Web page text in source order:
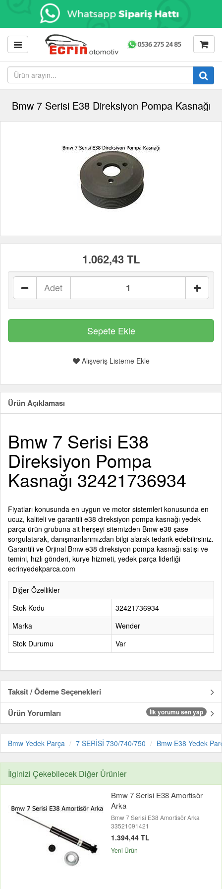
Bmw 7 Serisi E38 Direksiyon Pompa Kasnağı
1.062,43 TL
Adet
Alışveriş Listeme Ekle
Ürün Açıklaması
Bmw 7 Serisi E38
Direksiyon Pompa
Kasnağı 32421736934
Fiyatları konusunda en uygun ve motor sistemleri konusunda en
ucuz, kaliteli ve garantili e38 direksiyon pompa kasnağı yedek
parça ürün grubuna ait herşeyi sitemizden Bmw e38 şase
sorgulatarak, danışmanlarımızdan bilgi alarak tedarik edebilirsiniz.
Garantili ve Orjinal Bmw e38 direksiyon pompa kasnağı satışı ve
temini, hızlı gönderi, kurye hizmeti, yedek parça liderliği
ecrinyedekparca.com
Diğer Özellikler
Stok Kodu
32421736934
Marka
Wender
Stok Durumu
Var
Taksit / Ödeme Seçenekleri
Ürün Yorumları
İlk yorumu sen yap
Bmw Yedek Parça 7 SERİSİ 730/740/750 Bmw E38 Yedek
İlginizi Çekebilecek Diğer Ürünler
Bmw 7 Serisi E38 Amortisör
Arka
Bmw 7 Serisi E38 Amortisör Arka
33521091421
1.394,44 TL
Yeni Ürün